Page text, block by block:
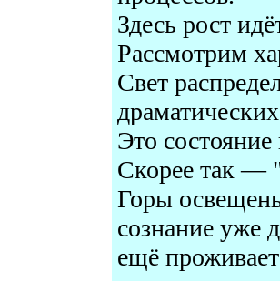
Здесь рост
Рассмотрим
Свет
Это
Скорее так —
Горы
сознание уже
ещё